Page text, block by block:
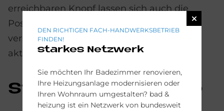
erreichbaren Knopf lassen sich auch die
Position und die Stärke des Duschstrahls
verstellen oder der oszillierende Modus
aktivieren.
Steue­rung per App
DEN RICHTIGEN FACH-HANDWERKSBETRIEB
FINDEN!
starkes Netzwerk
Sie möchten Ihr Badezimmer renovieren,
Ihre Heizungsanlage modernisieren oder
Ihren Wohnraum umgestalten? bad &
heizung ist ein Netzwerk von bundesweit